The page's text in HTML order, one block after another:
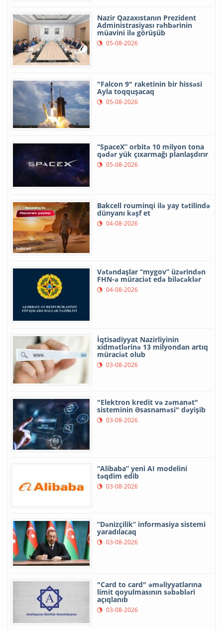
Nazir Qazaxıstanın Prezident
Administrasiyası rəhbərinin
müavini ilə görüşüb
05-08-2026
"Falcon 9" raketinin bir hissəsi
Ayla toqquşacaq
05-08-2026
“SpaceX” orbitə 10 milyon tona
qədər yük çıxarmağı planlaşdırır
05-08-2026
Bakcell rouminqi ilə yay tətilində
dünyanı kəşf et
04-08-2026
Vətəndaşlar “mygov” üzərindən
FHN-ə müraciət edə biləcəklər
04-08-2026
İqtisadiyyat Nazirliyinin
xidmətlərinə 13 milyondan artıq
müraciət olub
03-08-2026
"Elektron kredit və zəmanət"
sisteminin Əsasnaməsi" dəyişib
03-08-2026
“Alibaba” yeni AI modelini
təqdim edib
03-08-2026
“Dənizçilik” informasiya sistemi
yaradılacaq
03-08-2026
"Card to card" əməliyyatlarına
limit qoyulmasının səbəbləri
açıqlanıb
03-08-2026